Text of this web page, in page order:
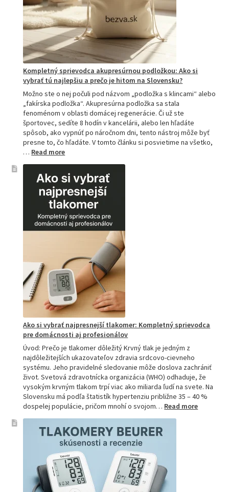
Kompletný sprievodca akupresúrnou podložkou: Ako si
vybrať tú najlepšiu a prečo je hitom na Slovensku?
Možno ste o nej počuli pod názvom „podložka s klincami“ alebo
„fakírska podložka“. Akupresúrna podložka sa stala
fenoménom v oblasti domácej regenerácie. Či už ste
športovec, sedíte 8 hodín v kancelárii, alebo len hľadáte
spôsob, ako vypnúť po náročnom dni, tento nástroj môže byť
presne to, čo hľadáte. V tomto článku si posvietime na všetko,
… Read more:
sprievodca
akupresúrnou
podložkou:
Ako
si
vybrať
tú
prečo
je
hitom
na
Slovensku?
Ako si vybrať najpresnejší tlakomer: Kompletný sprievodca
pre domácnosti aj profesionálov
Úvod: Prečo je tlakomer dôležitý Krvný tlak je jedným z
najdôležitejších ukazovateľov zdravia srdcovo-cievneho
systému. Jeho pravidelné sledovanie môže doslova zachrániť
život. Svetová zdravotnícka organizácia (WHO) odhaduje, že
vysokým krvným tlakom trpí viac ako miliarda ľudí na svete. Na
Slovensku má podľa štatistík hypertenziu približne 35 – 40 %
dospelej populácie, pričom mnohí o svojom… Read more: